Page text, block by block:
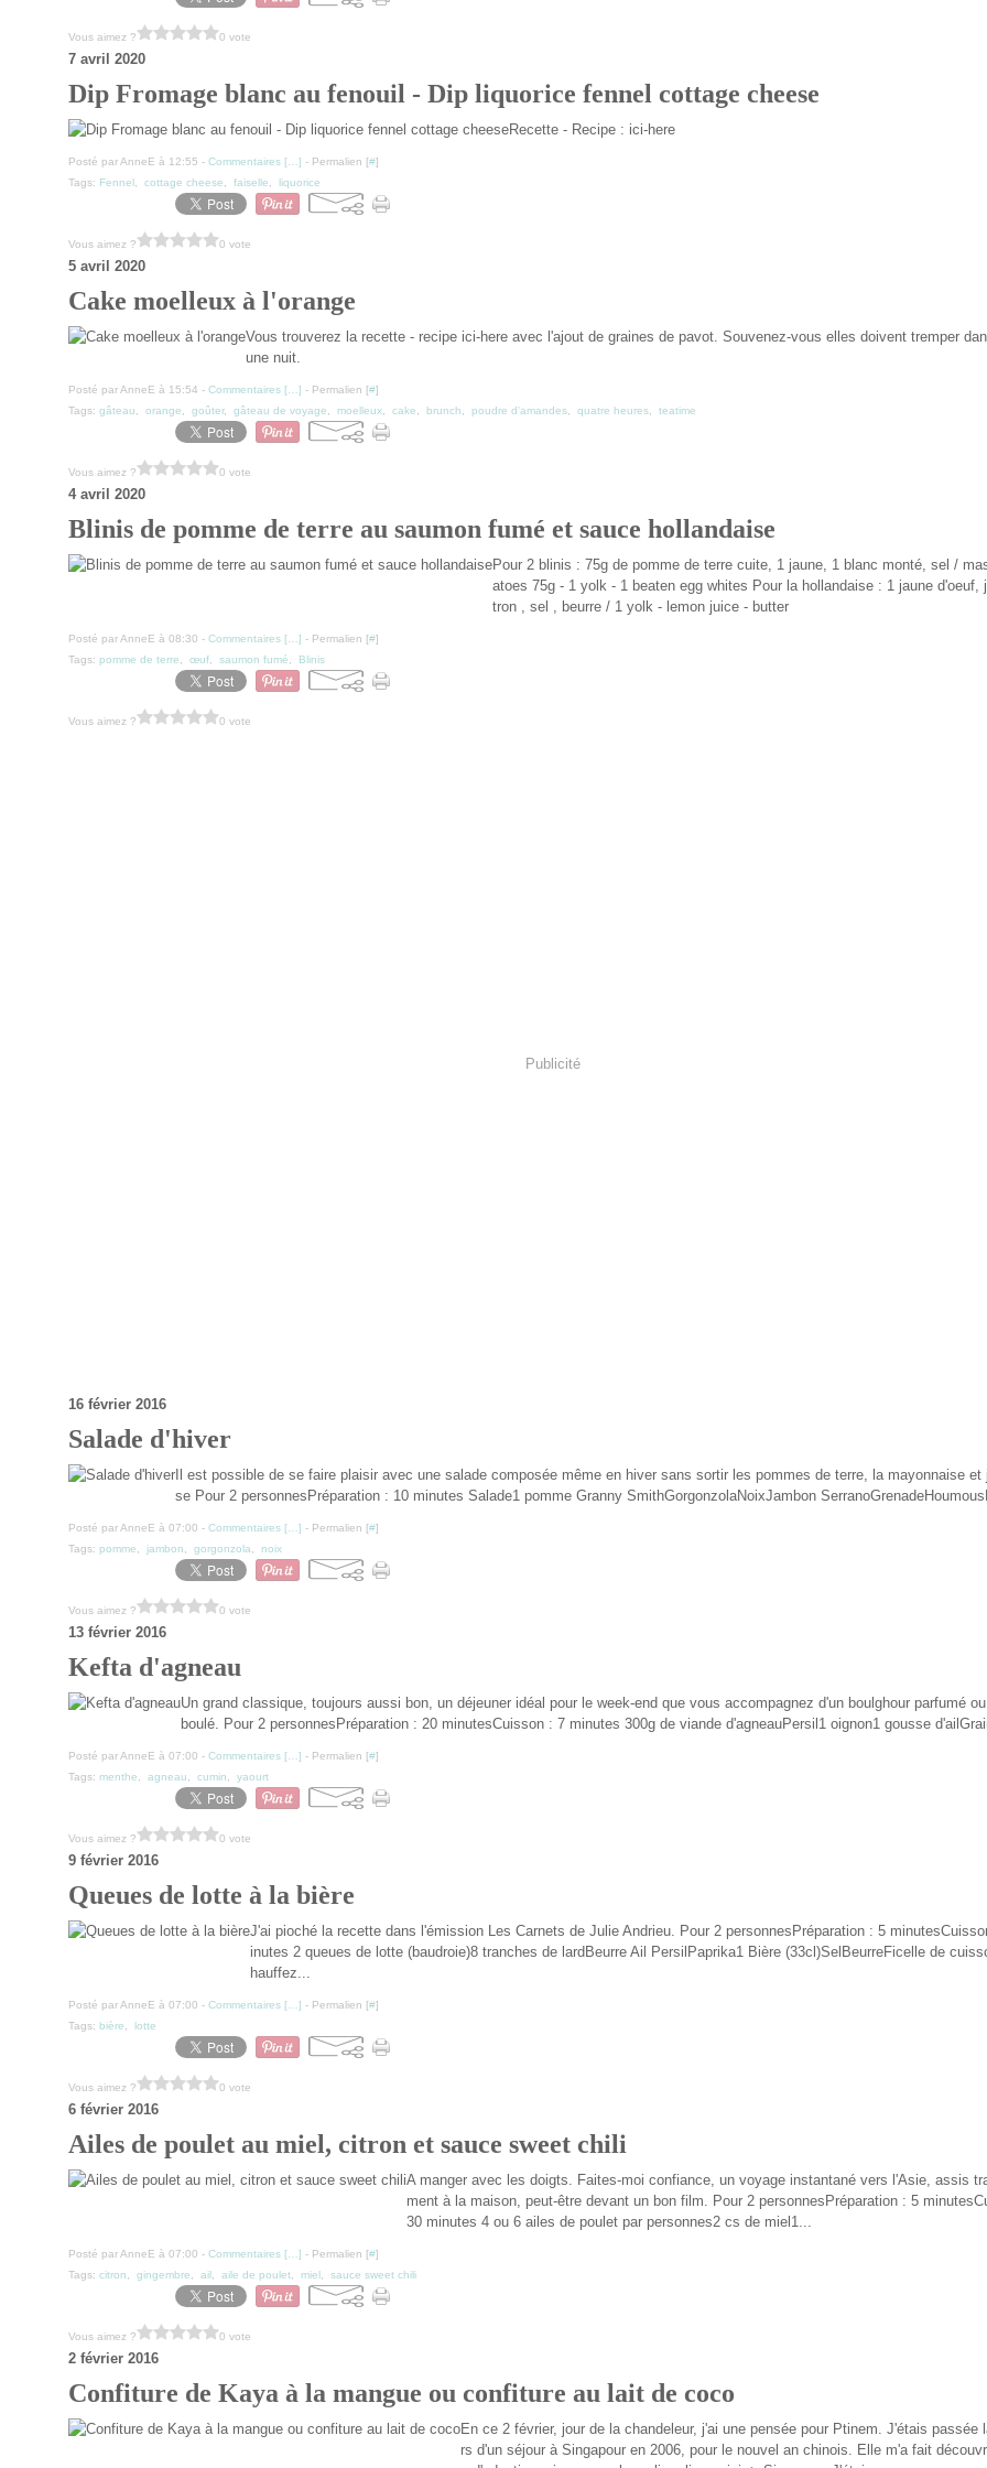
Vous aimez ? 0 vote
7 avril 2020
Dip Fromage blanc au fenouil - Dip liquorice fennel cottage cheese
Recette - Recipe : ici-here
Posté par AnneE à 12:55 - Commentaires [ ] - Permalien [#]
Tags: Fennel cottage cheese faiselle liquorice
Vous aimez ? 0 vote
5 avril 2020
Cake moelleux à l'orange
Vous trouverez la recette - recipe ici-here avec l'ajout de graines de pavot. Souvenez-vous elles doivent tremper
une nuit.
Posté par AnneE à 15:54 - Commentaires [ ] - Permalien [#]
Tags: gâteau orange goûter, gâteau de voyage moelleux cake brunch poudre d'amandes quatre heures teatime
Vous aimez ? 0 vote
4 avril 2020
Blinis de pomme de terre au saumon fumé et sauce hollandaise
Pour 2 blinis : 75g de pomme de terre cuite, 1 jaune, 1 blanc monté, sel /
atoes 75g - 1 yolk - 1 beaten egg whites Pour la hollandaise : 1 jaune d'oeuf,
tron , sel , beurre / 1 yolk - lemon juice - butter
Posté par AnneE à 08:30 - Commentaires [ ] - Permalien [#]
Tags: pomme de terre œuf saumon fumé Blinis
Vous aimez ? 0 vote
Publicité
16 février 2016
Salade d'hiver
Il est possible de se faire plaisir avec une salade composée même en hiver sans sortir les pommes de terre, la mayonnaise et
se Pour 2 personnesPréparation : 10 minutes Salade1 pomme Granny SmithGorgonzolaNoixJambon
Posté par AnneE à 07:00 - Commentaires [ ] - Permalien [#]
Tags: pomme jambon gorgonzola noix
Vous aimez ? 0 vote
13 février 2016
Kefta d'agneau
Un grand classique, toujours aussi bon, un déjeuner idéal pour le week-end que vous accompagnez d'un boulghour parfumé
boulé. Pour 2 personnesPréparation : 20 minutesCuisson : 7 minutes 300g de viande d'agneauPersil1 oignon1 gousse
Posté par AnneE à 07:00 - Commentaires [ ] - Permalien [#]
Tags: menthe agneau cumin yaourt
Vous aimez ? 0 vote
9 février 2016
Queues de lotte à la bière
J'ai pioché la recette dans l'émission Les Carnets de Julie Andrieu. Pour 2 personnesPréparation : 5
inutes 2 queues de lotte (baudroie)8 tranches de lardBeurre Ail PersilPaprika1 Bière (33cl)SelBeurreFicelle de
hauffez...
Posté par AnneE à 07:00 - Commentaires [ ] - Permalien [#]
Tags: bière lotte
Vous aimez ? 0 vote
6 février 2016
Ailes de poulet au miel, citron et sauce sweet chili
A manger avec les doigts. Faites-moi confiance, un voyage instantané vers l'Asie, assis
ment à la maison, peut-être devant un bon film. Pour 2 personnesPréparation : 5
30 minutes 4 ou 6 ailes de poulet par personnes2 cs de miel1...
Posté par AnneE à 07:00 - Commentaires [ ] - Permalien [#]
Tags: citron gingembre ail aile de poulet miel sauce sweet chili
Vous aimez ? 0 vote
2 février 2016
Confiture de Kaya à la mangue ou confiture au lait de coco
En ce 2 février, jour de la chandeleur, j'ai une pensée pour Ptinem. J'étais passée
rs d'un séjour à Singapour en 2006, pour le nouvel an chinois. Elle m'a fait